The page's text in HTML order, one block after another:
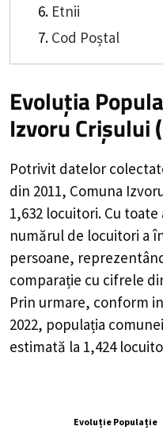
Etnii
Cod Poștal
Evoluția
Izvoru Crișului
Potrivit datelor
din 2011, Comuna
1,632 locuitori. Cu
numărul de locuitori a
persoane,
comparație cu cifrele
Prin urmare, conform
2022, populația
estimată la 1,424
Evoluție Populație